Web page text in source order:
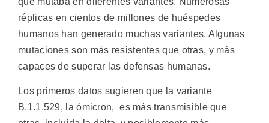
réplicas en cientos de millones de huéspedes
humanos han generado muchas variantes. Algunas
mutaciones son más resistentes que otras, y más
capaces de superar las defensas humanas.
Los primeros datos sugieren que la variante
B.1.1.529, la ómicron, es más transmisible que